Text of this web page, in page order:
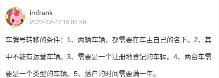
imfrank
2022-12-27 15:05:59
车牌号转移的条件：1、两辆车辆，都需要在车主自己的名下。2、其
中不能有运营车辆。3、需要是一个注册地登记的车辆。4、两台车需
要是一个类型的车辆。5、落户的时间需要满一年。